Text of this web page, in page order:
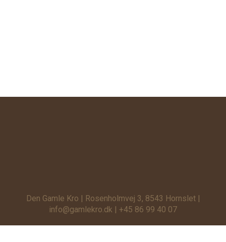
Den Gamle Kro | Rosenholmvej 3, 8543 Hornslet |
info@gamlekro.dk | +45 86 99 40 07